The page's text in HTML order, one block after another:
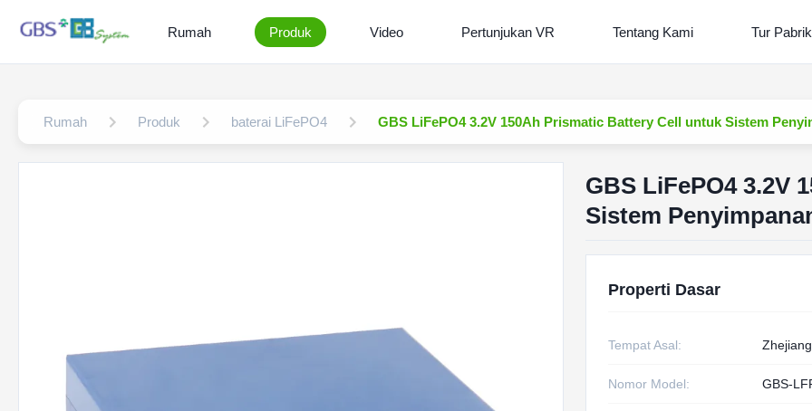
Rumah Produk Video Pertunjukan VR Tentang Kami Tur Pabrik
Rumah Produk baterai LiFePO4 GBS LiFePO4 3.2V 150Ah Prismatic Battery Cell untuk Sistem
GBS LiFePO4 3.2V
Sistem
Properti Dasar
Tempat Asal:
Nomor Model: GBS-